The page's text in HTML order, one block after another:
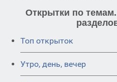
Открытки по
Топ открыток
Утро, день, вечер